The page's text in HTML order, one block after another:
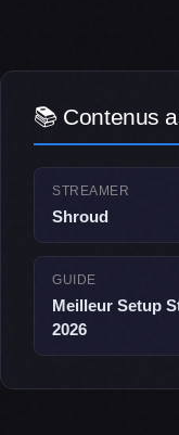
📚 Contenus
STREAMER
Shroud
GUIDE
Meilleur Setup
2026